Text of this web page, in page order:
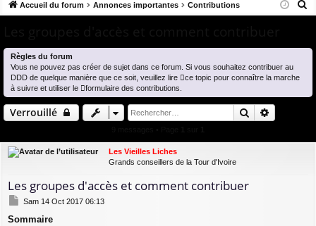
co
ci
u
s
ne
on
cri
on
Accueil du forum Annonces importantes Contributions
h
c
r
Règles du forum
Vous ne pouvez pas créer de sujet dans ce forum. Si vous souhaitez contribuer au
DDD de quelque manière que ce soit, veuillez lire
ce topic pour connaître la marche
à suivre et utiliser le
formulaire des contributions
Verrouillé Rechercher
Les Vieilles Liches
Grands conseillers de la Tour d'Ivoire
Les groupes d'accès et comment contribuer
M
s
Sam 14 Oct 2017 06:13
Sommaire